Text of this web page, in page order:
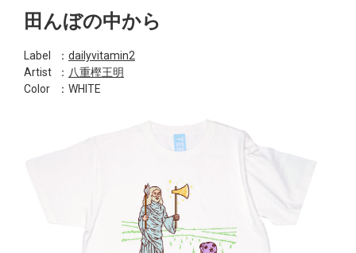
田んぼの中から
Label ： dailyvitamin2
Artist
： 八重樫王明
Color
：WHITE